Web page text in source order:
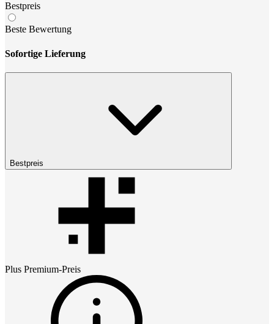
Bestpreis
Beste Bewertung
Sofortige Lieferung
Bestpreis
Plus Premium-Preis